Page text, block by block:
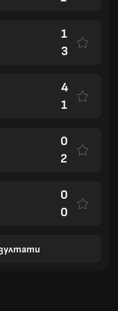
1
3
4
1
0
2
0
0